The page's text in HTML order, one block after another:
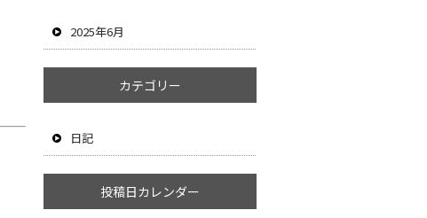
2025年6月
カテゴリー
日記
投稿日カレンダー